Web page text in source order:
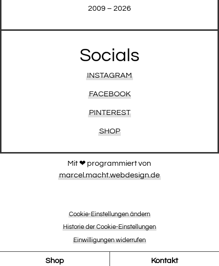
2009 – 2026
Socials
INSTAGRAM
FACEBOOK
PINTEREST
SHOP
Mit ❤︎ programmiert von
marcel.macht.webdesign.de
Cookie-Einstellungen ändern
Historie der Cookie-Einstellungen
Einwilligungen widerrufen
Shop Kontakt